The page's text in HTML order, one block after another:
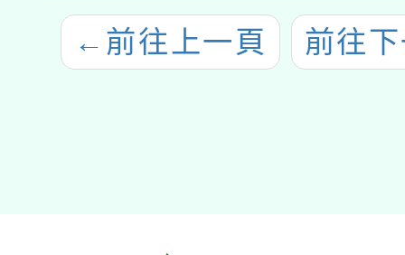
← 前往上一頁 前往